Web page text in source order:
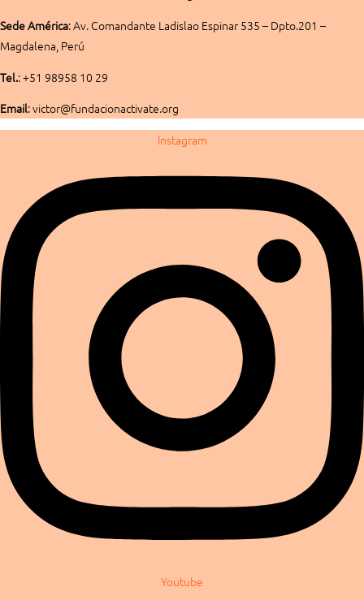
Sede América:Av. Comandante Ladislao Espinar 535 – Dpto.201 –
Magdalena, Perú
Tel.: +51 98958 10 29
Email: victor@fundacionactivate.org
Instagram
Youtube